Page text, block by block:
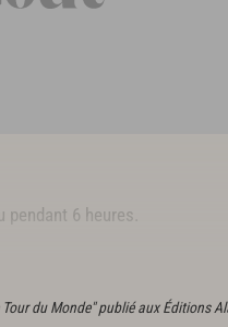
6 heures.
du Monde" publié aux Éditions